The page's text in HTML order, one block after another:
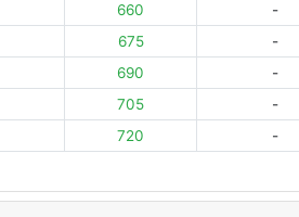
660 -
675 -
690 -
705 -
720 -